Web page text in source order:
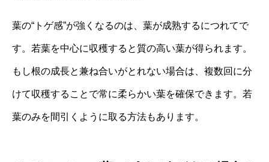
葉の“トゲ感”が強くなるのは、葉が成熟するにつれてで
す。若葉を中心に収穫すると質の高い葉が得られます。
もし根の成長と兼ね合いがとれない場合は、複数回に分
けて収穫することで常に柔らかい葉を確保できます。若
葉のみを間引くように取る方法もあります。